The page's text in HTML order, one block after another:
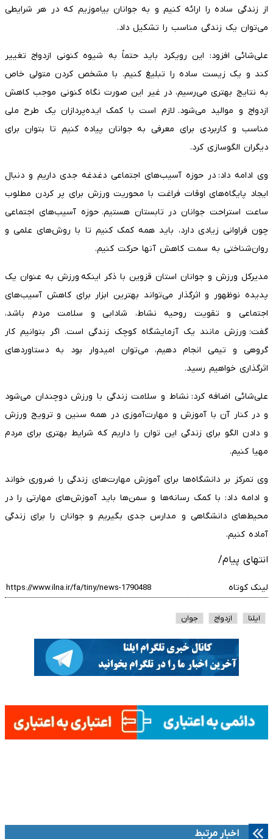
از زندگی ساده را ارائه کنیم و به جوانان بیاموزیم که در هر شرایطی
می‌توان یک زندگی مناسب را تشکیل داد.
علی‌شائی افزود: این رویکرد باید حتماً به شیوه کنونی ازدواج تغییر
کند و یک زیست ساده را تبلیغ کنیم. با مشخص کردن متولی خاص
به نتایج بهتری می‌رسیم، در غیر این صورت نگاه کنونی موجب کاهش
ازدواج و موالید می‌شود. لازم است با کمک ایده‌پردازان یک طرح ملی
مناسب و کاربردی برای معرفی به جوانان پیاده کنیم تا بتوان برای
دیگران الگوسازی کرد.
وی ادامه داد:‌ در حوزه آسیب‌های اجتماعی دغدغه جدی داریم و دنبال
ایجاد پایگاه‌های اوقات فراغت با محوریت ورزش برای پر کردن مطلوب
ساعت استراحت جوانان در تابستان هستیم. حوزه آسیب‌های اجتماعی
چون فراوانی زیادی دارد، باید همه کمک کنیم تا با روش‌های علمی و
روان‌شناختی به سمت کاهش آنها حرکت کنیم.
مدیرکل ورزش و جوانان استان قزوین با ذکر اینکه ورزش به عنوان یک
پدیده نوظهور و اثرگذار می‌تواند بهترین ابزار برای کاهش آسیب‌های
اجتماعی و تقویت روحیه نشاط، شادابی و سلامت مردم باشد،
گفت: ورزش مانند یک آزمایشگاه کوچک زندگی است. اگر بتوانیم کار
گروهی و تیمی انجام دهیم، می‌توان امیدوار بود به دستاوردهای
اثرگذاری خواهیم رسید.
علی‌شائی اضافه کرد: نشاط و سلامت زندگی با ورزش دوچندان می‌شود
و در کنار آن با آموزش و مهارت‌آموزی در همه سنین و ترویج ورزش
و دادن الگو برای زندگی این توان را داریم که شرایط بهتری برای مردم
مهیا کنیم.
وی تمرکز بر دانشگاه‌ها برای آموزش مهارت‌های زندگی را ضروری خواند
و ادامه داد: با کمک رسانه‌ها و سمن‌ها باید آموزش‌های مهارتی را در
محیط‌های دانشگاهی و مدارس جدی بگیریم و جوانان را برای زندگی
آماده کنیم.
انتهای پیام/
لینک کوتاه
ایلنا ازدواج جوان
اخبار مرتبط